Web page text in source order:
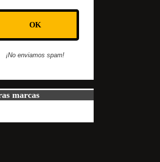
¡No enviamos spam!
marcas